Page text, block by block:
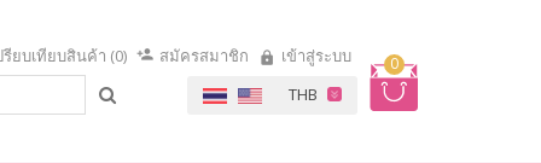
0
รียบเทียบสินค้า (0) สมัครสมาชิก เข้าสู่ระบบ